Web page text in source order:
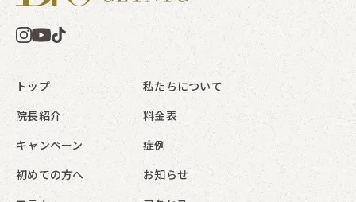
トップ
私たちについて
院長紹介
料金表
キャンペーン
症例
初めての方へ
お知らせ